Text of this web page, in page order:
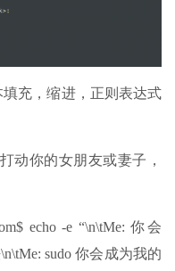
充，缩进，正则表达式
动你的女朋友或妻子，
echo -e “\n\tMe: 你会
sudo 你会成为我的